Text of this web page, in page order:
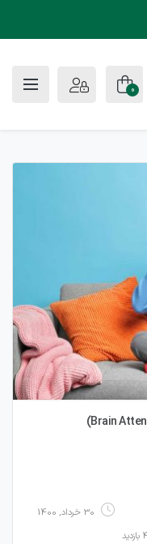
0
30 خرداد, 1400